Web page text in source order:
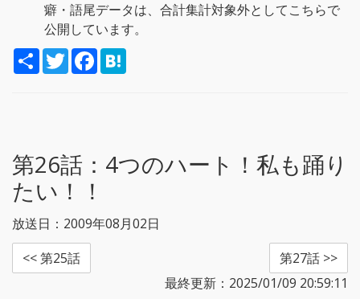
癖・語尾データは、合計集計対象外としてこちらで
公開しています。
S
h
T
w
F
a
第26話： 4つのハート！私も踊り
たい！！
放送日：2009年08月02日
<< 第25話
第27話 >>
最終更新：2025/01/09 20:59:11